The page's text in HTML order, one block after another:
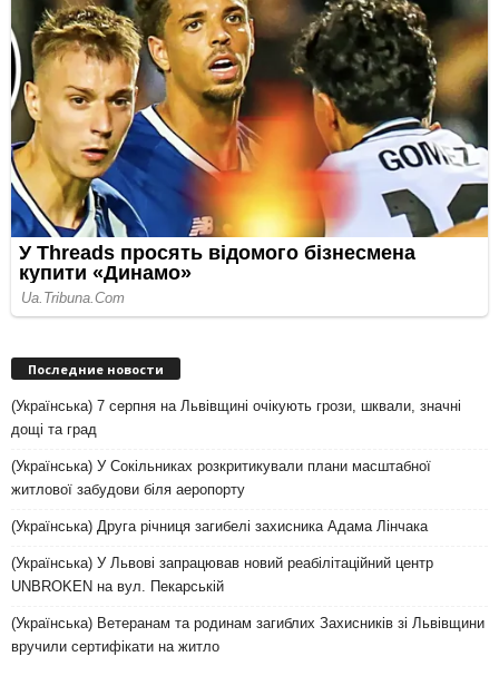
Последние новости
(Українська) 7 серпня на Львівщині очікують грози, шквали, значні
дощі та град
(Українська) У Сокільниках розкритикували плани масштабної
житлової забудови біля аеропорту
(Українська) Друга річниця загибелі захисника Адама Лінчака
(Українська) У Львові запрацював новий реабілітаційний центр
UNBROKEN на вул. Пекарській
(Українська) Ветеранам та родинам загиблих Захисників зі Львівщини
вручили сертифікати на житло